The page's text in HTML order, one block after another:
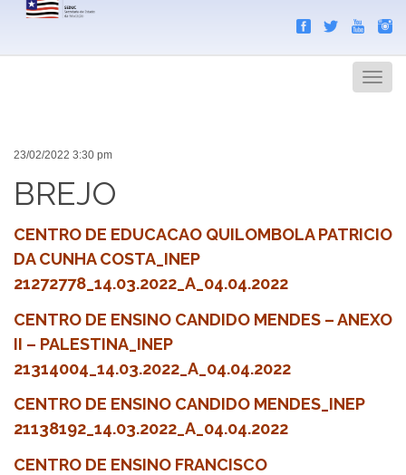
Menu
23/02/2022 3:30 pm
BREJO
CENTRO DE EDUCACAO QUILOMBOLA PATRICIO
DA CUNHA COSTA_INEP
21272778_14.03.2022_A_04.04.2022
CENTRO DE ENSINO CANDIDO MENDES – ANEXO
II – PALESTINA_INEP
21314004_14.03.2022_A_04.04.2022
CENTRO DE ENSINO CANDIDO MENDES_INEP
21138192_14.03.2022_A_04.04.2022
CENTRO DE ENSINO FRANCISCO